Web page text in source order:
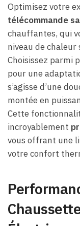
Optimisez votre
télécommande
chauffantes, qui
niveau de chaleur
Choisissez parmi
pour une
s’agisse d’une
montée en
Cette
incroyablement
vous offrant une
votre confort